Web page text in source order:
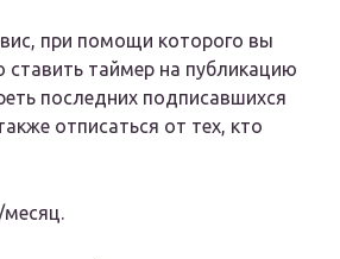
при помощи которого вы
ставить таймер на публикацию
последних подписавшихся
отписаться от тех, кто
месяц.